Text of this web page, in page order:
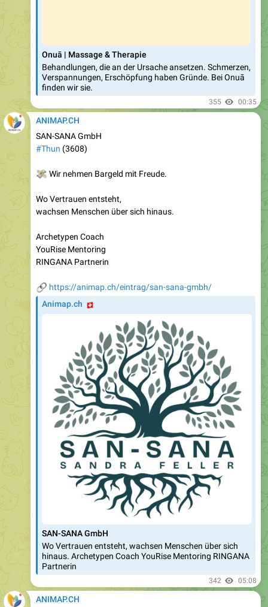
Onuā | Massage & Therapie
Behandlungen, die an der Ursache ansetzen. Schmerzen,
Verspannungen, Erschöpfung haben Gründe. Bei Onuā
finden wir sie.
355 00:35
ANIMAP.CH
SAN-SANA GmbH
#Thun (3608)
Wir nehmen Bargeld mit Freude.
Wo Vertrauen entsteht,
wachsen Menschen über sich hinaus.
Archetypen Coach
YouRise Mentoring
RINGANA Partnerin
https://animap.ch/eintrag/san-sana-gmbh/
Animap.ch
🇨🇭
SAN-SANA GmbH
Wo Vertrauen entsteht, wachsen Menschen über sich
hinaus. Archetypen Coach YouRise Mentoring RINGANA
Partnerin
342 05:08
ANIMAP.CH